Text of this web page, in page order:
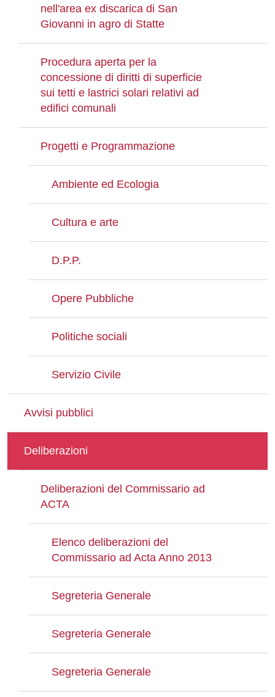
nell'area ex discarica di San
Giovanni in agro di Statte
Procedura aperta per la
concessione di diritti di superficie
sui tetti e lastrici solari relativi ad
edifici comunali
Progetti e Programmazione
Ambiente ed Ecologia
Cultura e arte
D.P.P.
Opere Pubbliche
Politiche sociali
Servizio Civile
Avvisi pubblici
Deliberazioni
Deliberazioni del Commissario ad
ACTA
Elenco deliberazioni del
Commissario ad Acta Anno 2013
Segreteria Generale
Segreteria Generale
Segreteria Generale